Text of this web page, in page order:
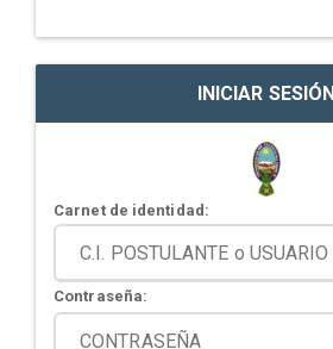
INICIAR SESIÓN
Carnet de identidad:
Contraseña: